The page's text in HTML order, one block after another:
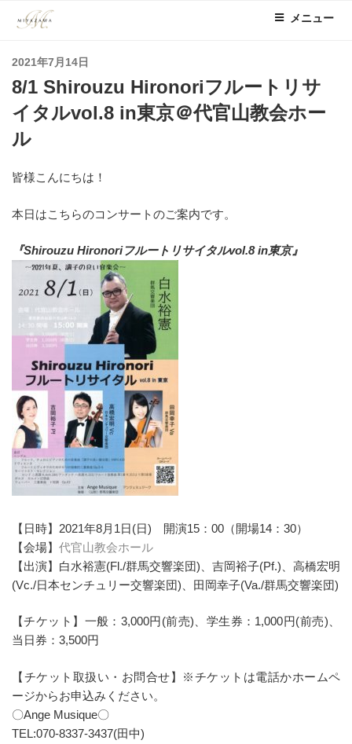
メニュー
投
稿
日:
2021年7月14日
8/1 Shirouzu Hironoriフルートリサ
イタルvol.8 in東京＠代官山教会ホー
ル
皆様こんにちは！
本日はこちらのコンサートのご案内です。
『Shirouzu Hironoriフルートリサイタルvol.8 in東京』
【日時】2021年8月1日(日) 開演15：00（開場14：30）
【会場】 代官山教会ホール
【出演】白水裕憲(Fl./群馬交響楽団)、吉岡裕子(Pf.)、高橋宏明
(Vc./日本センチュリー交響楽団)、田岡幸子(Va./群馬交響楽団)
【チケット】一般：3,000円(前売)、学生券：1,000円(前売)、
当日券：3,500円
【チケット取扱い・お問合せ】※チケットは電話かホームペ
ージからお申込みください。
〇Ange Musique〇
TEL:070-8337-3437(田中)